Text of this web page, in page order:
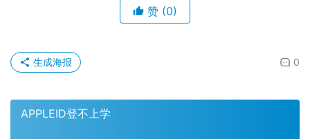
赞 (0)
0
生成海报
APPLEID登不上学